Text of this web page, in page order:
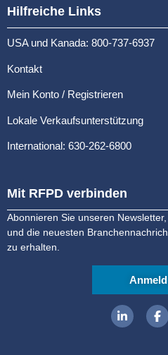
Hilfreiche Links
USA und Kanada: 800-737-6937
Kontakt
Mein Konto / Registrieren
Lokale Verkaufsunterstützung
International: 630-262-6800
Mit RFPD verbinden
Abonnieren Sie unseren
und die neuesten
zu erhalten.